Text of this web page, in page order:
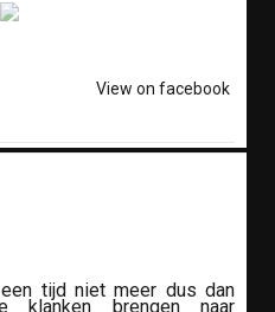
View on facebook
tijd niet meer dus dan
klanken brengen naar